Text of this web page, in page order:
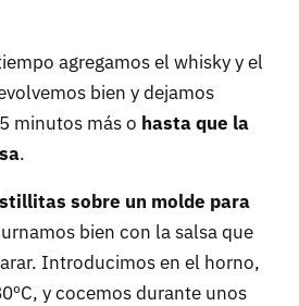
agregamos el whisky y el
bien y dejamos
minutos más o hasta que la
.
sobre un molde para
bien con la salsa que
Introducimos en el horno,
y cocemos durante unos